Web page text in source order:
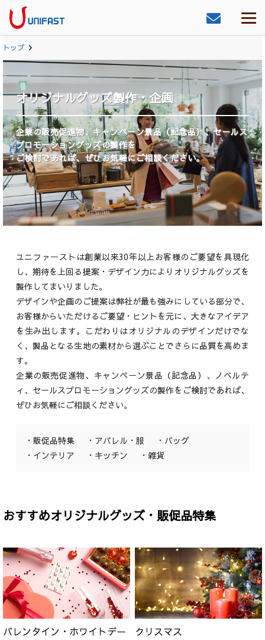
トップ
オリジナルグッズ製作・企画
企業の販売促進物、キャンペーン景品（記念品）、セールス
プロモーショングッズの製作を
ご検討であれば、ぜひお気軽にご相談ください。
ユニファーストは創業以来30年以上お客様のご要望を具現化
し、期待を上回る提案・デザイン力によりオリジナルグッズを
製作してまいりました。
デザインや企画のご提案は弊社が最も強みにしている部分で、
お客様からいただけるご要望・ヒントを元に、大きなアイデア
を生み出します。こだわりはオリジナルのデザインだけでな
く、製品となる生地の素材から選ぶことでさらに品質を高めま
す。
企業の販売促進物、キャンペーン景品（記念品）、ノベルテ
ィ、セールスプロモーショングッズの製作をご検討であれば、
ぜひお気軽にご相談ください。
・販促品特集 ・アパレル・服
・バッグ
・インテリア
・キッチン ・雑貨
おすすめオリジナルグッズ・販促品特集
バレンタイン・ホワイトデー クリスマス